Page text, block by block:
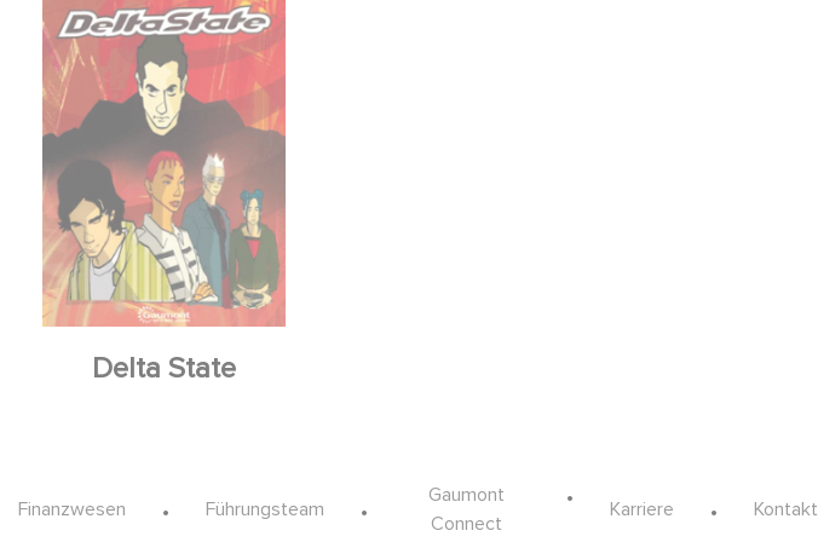
Delta State
Finanzwesen Führungsteam
Gaumont
Connect
Karriere Kontakt